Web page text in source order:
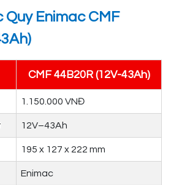
Quy Enimac CMF
CMF 44B20R (12V-43Ah)
1.150.000 VNĐ
12V–43Ah
195 x 127 x 222 mm
Enimac